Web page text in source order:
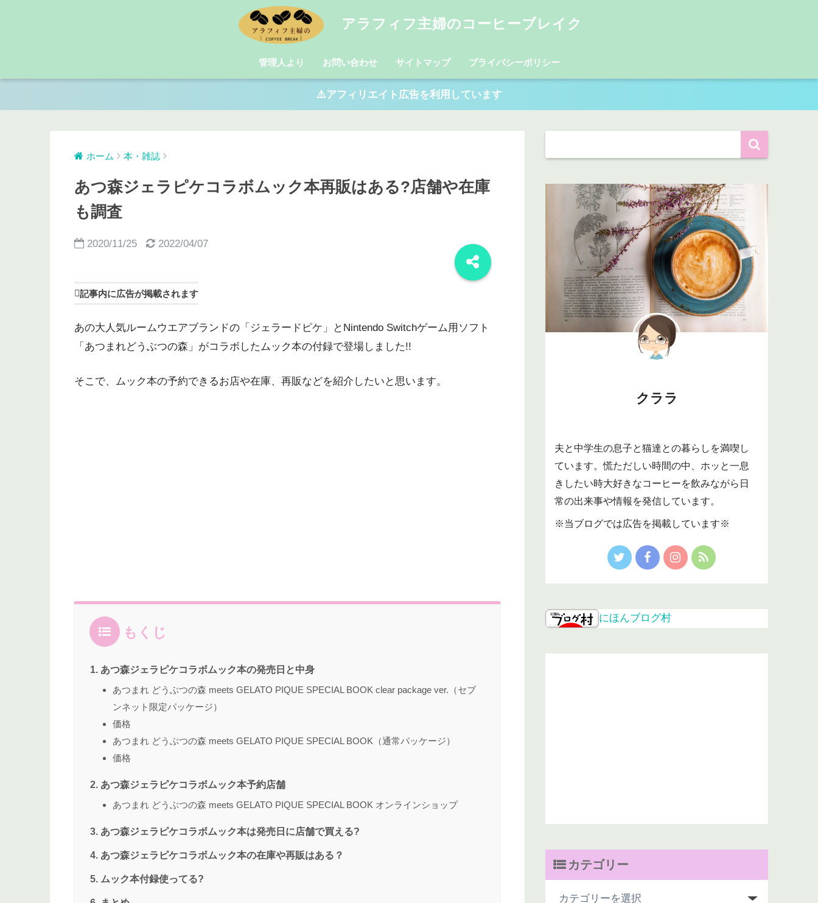
アラフィフ主婦のコーヒーブレイク
管理人より お問い合わせ サイトマップ プライバシーポリシー
⚠️アフィリエイト広告を利用しています
ホーム 本・雑誌
あつ森ジェラピケコラボムック本再販はある?店舗や在庫
も調査
2020/11/25 2022/04/07
記事内に広告が掲載されます
あの大人気ルームウエアブランドの「ジェラードピケ」とNintendo Switchゲーム用ソフト
「あつまれどうぶつの森」がコラボしたムック本の付録で登場しました!!
そこで、ムック本の予約できるお店や在庫、再販などを紹介したいと思います。
もくじ
あつ森ジェラピケコラボムック本の発売日と中身
あつまれ どうぶつの森 meets GELATO PIQUE SPECIAL BOOK clear package ver.（セブ
ンネット限定パッケージ）
価格
あつまれ どうぶつの森 meets GELATO PIQUE SPECIAL BOOK（通常パッケージ）
価格
あつ森ジェラピケコラボムック本予約店舗
あつまれ どうぶつの森 meets GELATO PIQUE SPECIAL BOOK オンラインショップ
あつ森ジェラピケコラボムック本は発売日に店舗で買える?
あつ森ジェラピケコラボムック本の在庫や再販はある？
ムック本付録使ってる?
クララ
夫と中学生の息子と猫達との暮らしを満喫し
ています。慌ただしい時間の中、ホッと一息
きしたい時大好きなコーヒーを飲みながら日
常の出来事や情報を発信しています。
※当ブログでは広告を掲載しています※
にほんブログ村
カテゴリー